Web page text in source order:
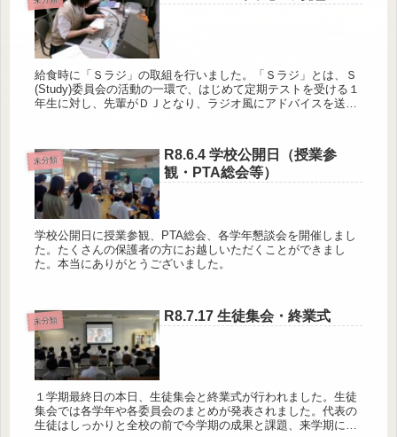
給食時に「Ｓラジ」の取組を行いました。「Ｓラジ」とは、Ｓ
(Study)委員会の活動の一環で、はじめて定期テストを受ける１
年生に対し、先輩がＤＪとなり、ラジオ風にアドバイスを送る
未分類
R8.6.4 学校公開日（授業参
観・PTA総会等）
学校公開日に授業参観、PTA総会、各学年懇談会を開催しまし
た。たくさんの保護者の方にお越しいただくことができまし
た。本当にありがとうございました。
未分類 R8.7.17 生徒集会・終業式
１学期最終日の本日、生徒集会と終業式が行われました。生徒
集会では各学年や各委員会のまとめが発表されました。代表の
生徒はしっかりと全校の前で今学期の成果と課題、来学期に向